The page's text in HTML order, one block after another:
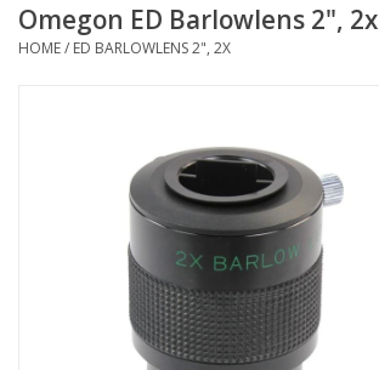
Telescopen
Urania / Eclipsbrillen
Globes / Gadgets
Omegon ED Barlowlens 2", 2x
HOME/ ED BARLOWLENS 2", 2X